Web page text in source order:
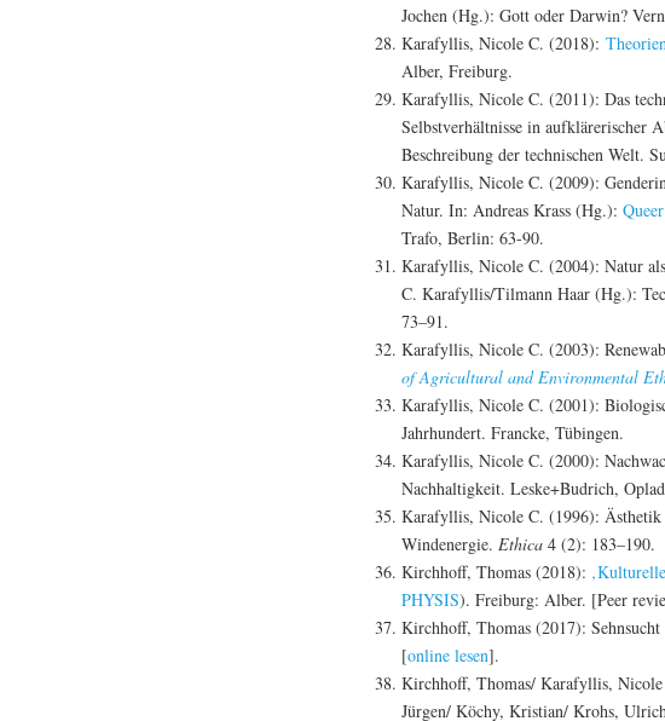
Jochen (Hg.): Gott oder Darwin?
Karafyllis, Nicole C. (2018):
Alber, Freiburg.
Karafyllis, Nicole C. (2011): Das
Selbstverhältnisse in
Beschreibung der technischen Welt.
Karafyllis, Nicole C. (2009):
Natur. In: Andreas Krass (Hg.):
Trafo, Berlin: 63-90.
Karafyllis, Nicole C. (2004): Natur
C. Karafyllis/Tilmann Haar (Hg.):
73–91.
Karafyllis, Nicole C. (2003):
of Agricultural and Environmental
Karafyllis, Nicole C. (2001):
Jahrhundert. Francke, Tübingen.
Karafyllis, Nicole C. (2000):
Nachhaltigkeit. Leske+Budrich,
Karafyllis, Nicole C. (1996): Ästhetik
Windenergie. Ethica 4 (2): 183–190.
Kirchhoff, Thomas (2018):
PHYSIS). Freiburg: Alber. [Peer
Kirchhoff, Thomas (2017):
[online lesen].
Kirchhoff, Thomas/ Karafyllis,
Jürgen/ Köchy, Kristian/ Krohs,